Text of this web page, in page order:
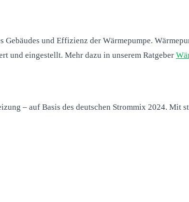
Gebäudes und Effizienz der Wärmepumpe.
und eingestellt. Mehr dazu in unserem Ratgeber
– auf Basis des deutschen Strommix 2024. Mit